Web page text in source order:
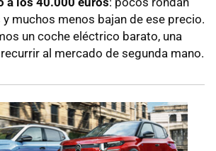
muchos menos bajan de ese precio.
un coche eléctrico barato, una
al mercado de segunda mano.